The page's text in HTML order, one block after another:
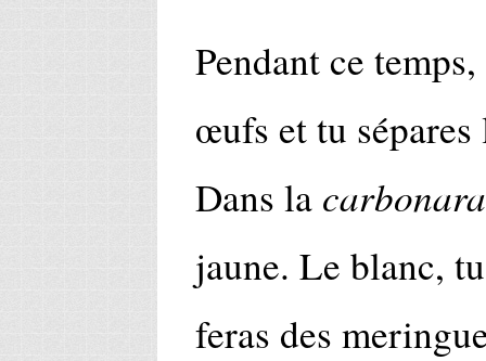
Pendant ce
œufs et tu
Dans la carbonara
jaune. Le blanc,
feras des